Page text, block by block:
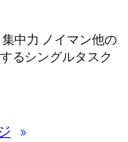
中力 ノイマン他の
るシングルタスク
»